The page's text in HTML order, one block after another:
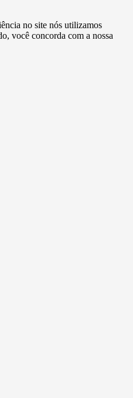
no site nós utilizamos
você concorda com a nossa